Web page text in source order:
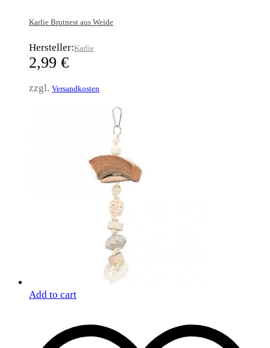
Karlie Brutnest aus Weide
Hersteller:Karlie
2,99 €
zzgl. Versandkosten
Add to cart